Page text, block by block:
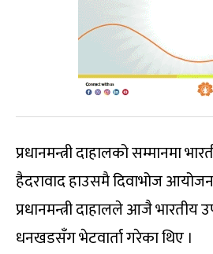
प्रधानमन्त्री दाहालको सम्मानमा
हैदरावाद हाउसमै दिवाभोज
प्रधानमन्त्री दाहालले आजै भारतीय
धनखडसँग भेटवार्ता गरेका थिए ।